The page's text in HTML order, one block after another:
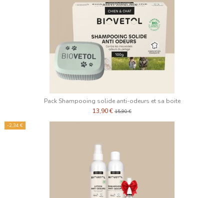
Pack Shampooing solide anti-odeurs et sa boite
13,90 € 15,90 €
-2,34 €